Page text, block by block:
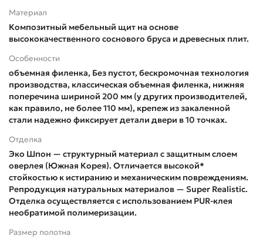
Материал
Композитный мебельный щит на основе
высококачественного соснового бруса и древесных плит.
Особенности
объемная филенка, Без пустот, бескромочная технология
производства, классическая объемная филенка, нижняя
поперечина шириной 200 мм (у других производителей,
как правило, не более 110 мм), крепеж из закаленной
стали надежно фиксирует детали двери в 10 точках.
Отделка
Эко Шпон — структурный материал с защитным слоем
оверлея (Южная Корея). Отличается высокой*
стойкостью к истиранию и механическим повреждениям.
Репродукция натуральных материалов — Super Realistic.
Отделка осуществляется с использованием PUR-клея
необратимой полимеризации.
Размер полотна